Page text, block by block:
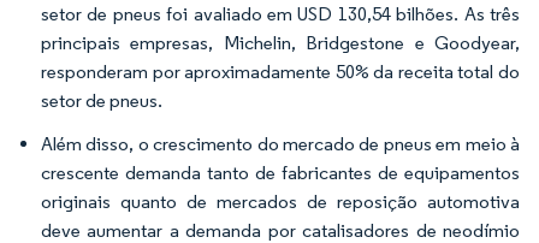
setor de pneus foi avaliado em USD 130,54 bilhões. As três
principais empresas, Michelin, Bridgestone e Goodyear,
responderam por aproximadamente 50% da receita total do
setor de pneus.
Além disso, o crescimento do mercado de pneus em meio à
crescente demanda tanto de fabricantes de equipamentos
originais quanto de mercados de reposição automotiva
deve aumentar a demanda por catalisadores de neodímio